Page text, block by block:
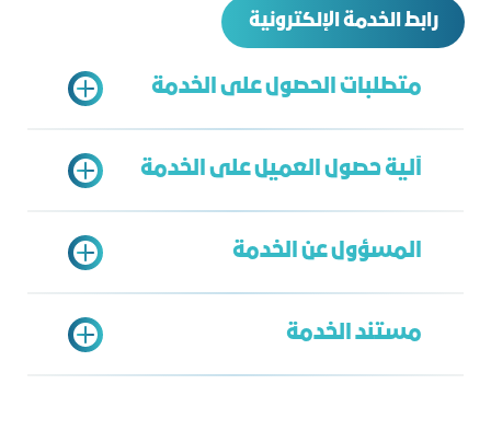
رابط الخدمة الإلكترونية
متطلبات الحصول على الخدمة
آلية حصول العميل على الخدمة
تقديم طلب إلكتروني وفق النموذج المعد
الموافقة على الطلب على أن تبدأ الإجراءات
وفق ما تقرره هيئة التحكيم
المسؤول عن الخدمة
مستند الخدمة